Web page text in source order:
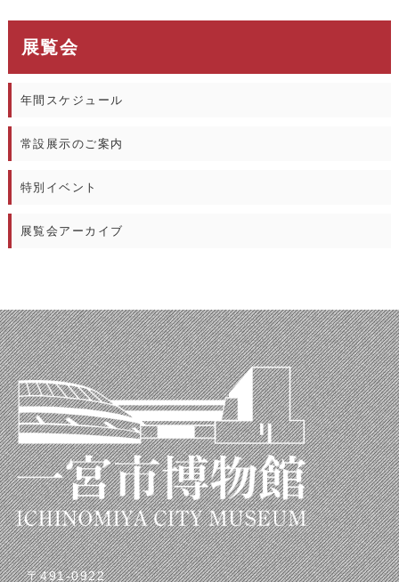
展覧会
年間スケジュール
常設展示のご案内
特別イベント
展覧会アーカイブ
〒491-0922